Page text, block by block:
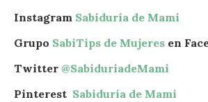
Instagram Sabiduría de Mami
Grupo SabiTips de Mujeres en
Twitter @SabiduriadeMami
Pinterest Sabiduría de Mami